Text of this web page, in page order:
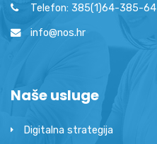
Telefon: 385(1)64-385-64
info@nos.hr
Naše usluge
Digitalna strategija